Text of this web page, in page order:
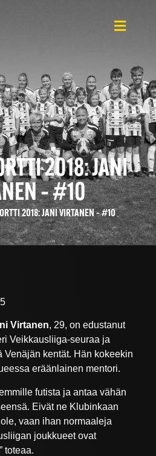
2018: JANI
– #10
2018: JANI VIRTANEN – #10
Virtanen, 29, on edustanut
Veikkausliiga-seuraa ja
Venäjän kentät. Hän kokeekin
eräänlainen mentori.
futista ja antaa vähän
Eivät ne Klubinkaan
vaan ihan normaaleja
joukkueet ovat
toteaa.